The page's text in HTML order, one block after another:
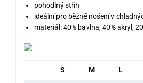
pohodlný střih
ideální pro běžné nošení v
materiál: 40% bavlna, 40% akryl,
S M L